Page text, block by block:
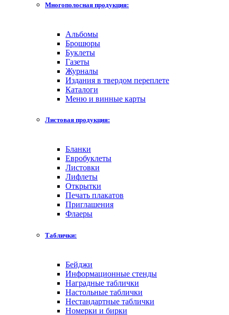
Многополосная продукция:
Альбомы
Брошюры
Буклеты
Газеты
Журналы
Издания в твердом переплете
Каталоги
Меню и винные карты
Листовая продукция:
Бланки
Евробуклеты
Листовки
Лифлеты
Открытки
Печать плакатов
Приглашения
Флаеры
Таблички:
Бейджи
Информационные стенды
Наградные таблички
Настольные таблички
Нестандартные таблички
Номерки и бирки